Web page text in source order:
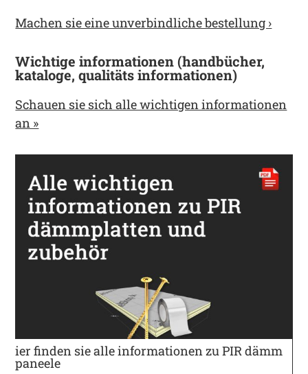
Machen sie eine unverbindliche bestellung ›
Wichtige informationen (handbücher,
kataloge, qualitäts informationen)
Schauen sie sich alle wichtigen informationen
an »
ier finden sie alle informationen zu PIR dämm
paneele